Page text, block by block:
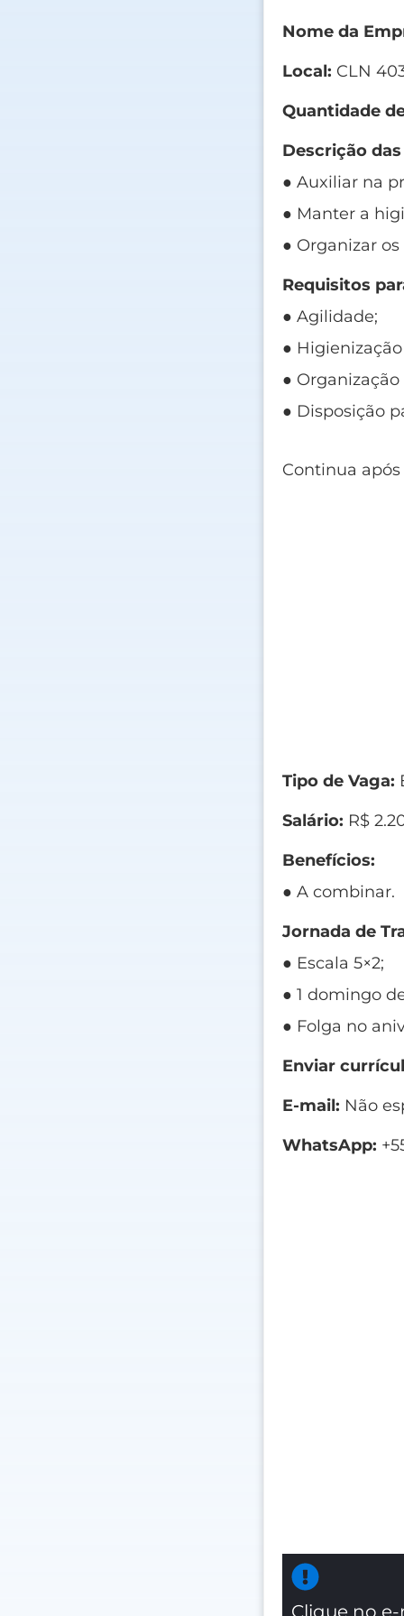
Nome da
Local: CLN
Quantidade
Descrição
● Auxiliar na
● Manter a
● Organizar
Requisitos
● Agilidade;
●
●
● Disposição
Continua
Tipo de Vaga:
Salário: R$
Benefícios:
● A combinar.
Jornada de
● Escala 5×2;
● 1 domingo
● Folga no
Enviar
E-mail: Não
WhatsApp:
Clique no